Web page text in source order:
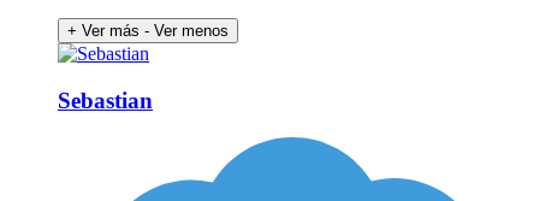
+ Ver más - Ver menos
Sebastian